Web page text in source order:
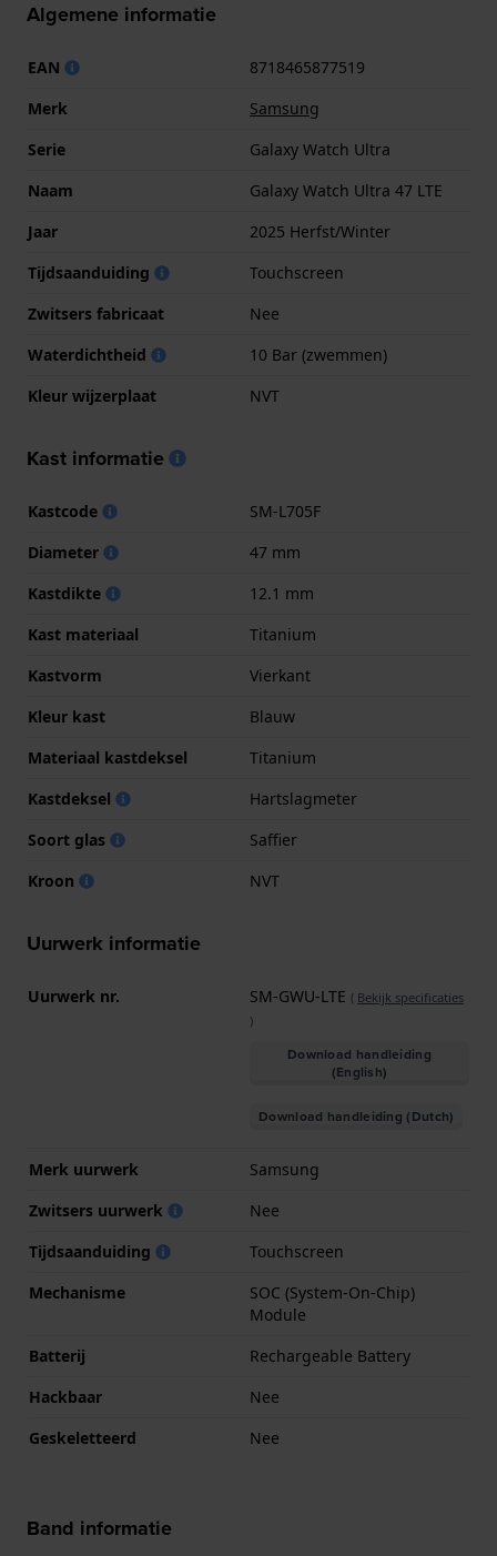
Algemene informatie
EAN
8718465877519
Merk
Samsung
Serie
Galaxy Watch Ultra
Naam
Galaxy Watch Ultra 47 LTE
Jaar
2025 Herfst/Winter
Tijdsaanduiding
Touchscreen
Zwitsers fabricaat
Nee
Waterdichtheid
10 Bar (zwemmen)
Kleur wijzerplaat
NVT
Kast informatie
Kastcode
SM-L705F
Diameter
47 mm
Kastdikte
12.1 mm
Kast materiaal
Titanium
Kastvorm
Vierkant
Kleur kast
Blauw
Materiaal kastdeksel
Titanium
Kastdeksel
Hartslagmeter
Soort glas
Saffier
Kroon
NVT
Uurwerk informatie
Uurwerk nr. SM-GWU-LTE ( Bekijk specificaties
)
Download handleiding
(English)
Download handleiding (Dutch)
Merk uurwerk
Samsung
Zwitsers uurwerk
Nee
Tijdsaanduiding
Touchscreen
Mechanisme
SOC (System-On-Chip)
Module
Batterij
Rechargeable Battery
Hackbaar
Nee
Geskeletteerd
Nee
Band informatie